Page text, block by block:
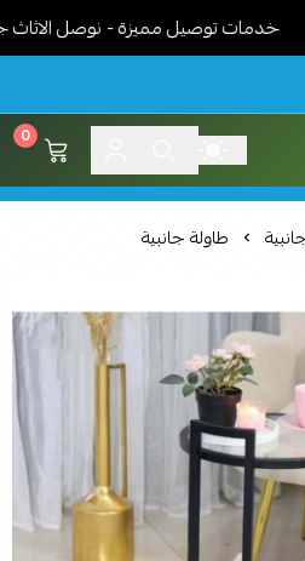
خدمات توصيل مميزة - نوصل الاثاث
0
طاولة جانبية